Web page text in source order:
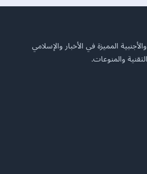
المميزة في الأخبار والإسلامي
والمنوعات.